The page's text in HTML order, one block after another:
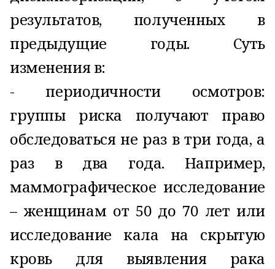
результатов, полученных в
предыдущие годы. Суть
изменения в:
- периодичности осмотров:
группы риска получают право
обследоваться не раз в три года, а
раз в два года. Например,
маммографическое исследование
– женщинам от 50 до 70 лет или
исследование кала на скрытую
кровь для выявления рака